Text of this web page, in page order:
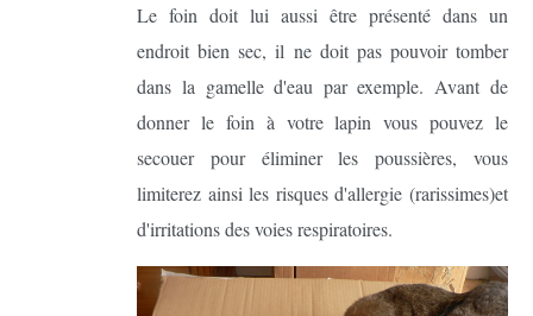
Le foin doit lui aussi être présenté dans un
endroit bien sec, il ne doit pas pouvoir tomber
dans la gamelle d'eau par exemple. Avant de
donner le foin à votre lapin vous pouvez le
secouer pour éliminer les poussières, vous
limiterez ainsi les risques d'allergie (rarissimes)et
d'irritations des voies respiratoires.